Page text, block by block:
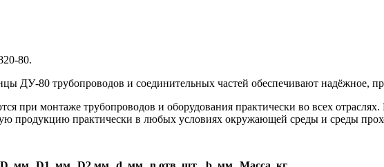
80.
ДУ-80 трубопроводов и соединительных частей обеспечивают надёжное,
при монтаже трубопроводов и оборудования практически во всех
продукцию практически в любых условиях окружающей среды и среды